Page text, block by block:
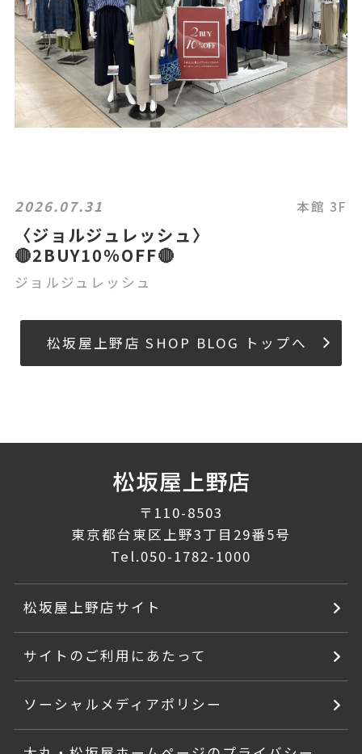
2026.07.31 本館 3F
〈ジョルジュレッシュ〉
🔴2BUY10%OFF🔴
ジョルジュレッシュ
松坂屋上野店 SHOP BLOG トップへ
〒110-8503
東京都台東区上野3丁目29番5号
Tel.050-1782-1000
松坂屋上野店サイト
サイトのご利用にあたって
ソーシャルメディアポリシー